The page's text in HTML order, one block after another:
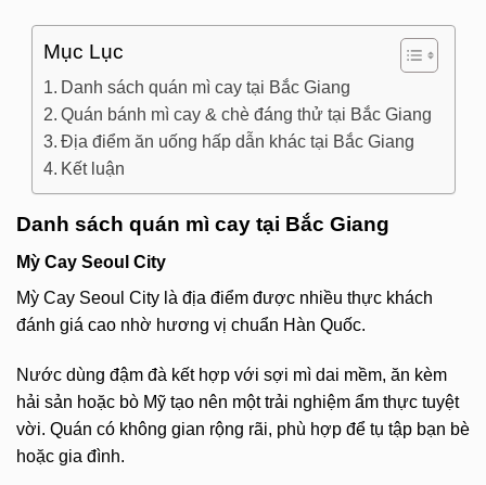
Mục Lục
Danh sách quán mì cay tại Bắc Giang
Quán bánh mì cay & chè đáng thử tại Bắc Giang
Địa điểm ăn uống hấp dẫn khác tại Bắc Giang
Kết luận
Danh sách quán mì cay tại Bắc Giang
Mỳ Cay Seoul City
Mỳ Cay Seoul City là địa điểm được nhiều thực khách
đánh giá cao nhờ hương vị chuẩn Hàn Quốc.
Nước dùng đậm đà kết hợp với sợi mì dai mềm, ăn kèm
hải sản hoặc bò Mỹ tạo nên một trải nghiệm ẩm thực tuyệt
vời. Quán có không gian rộng rãi, phù hợp để tụ tập bạn bè
hoặc gia đình.